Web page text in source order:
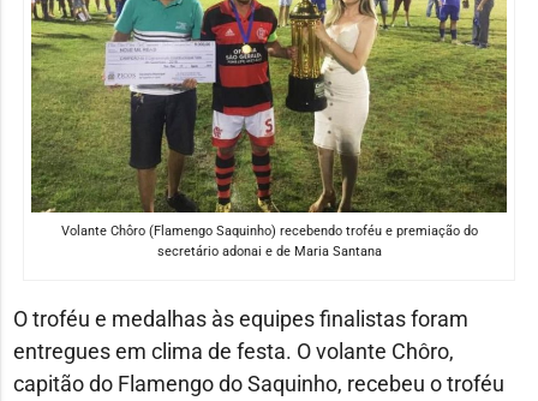
Volante Chôro (Flamengo Saquinho) recebendo troféu e premiação do
secretário adonai e de Maria Santana
O troféu e medalhas às equipes finalistas foram
entregues em clima de festa. O volante Chôro,
capitão do Flamengo do Saquinho, recebeu o troféu